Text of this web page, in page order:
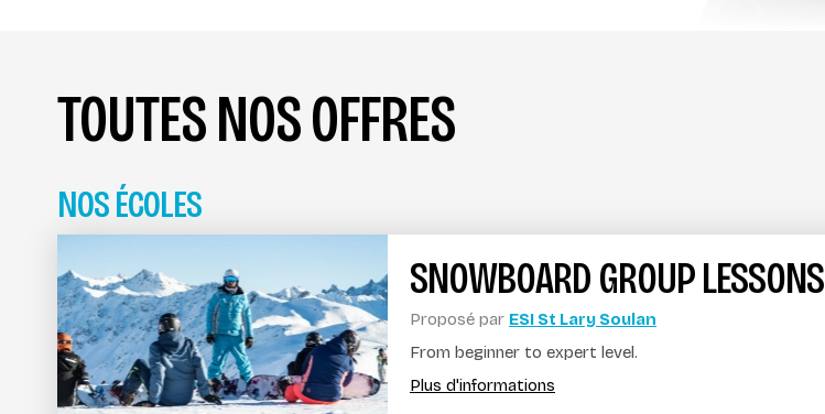
TOUTES NOS OFFRES
NOS ÉCOLES
SNOWBOARD GROUP LESSONS
Proposé par ESI St Lary Soulan
From beginner to expert level.
Plus d'informations